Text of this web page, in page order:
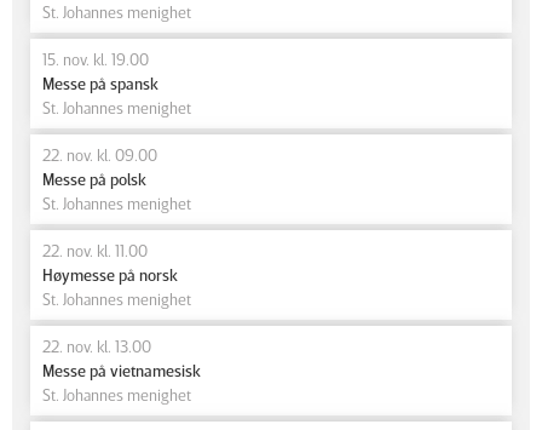
St. Johannes menighet
15. nov. kl. 19.00
Messe på spansk
St. Johannes menighet
22. nov. kl. 09.00
Messe på polsk
St. Johannes menighet
22. nov. kl. 11.00
Høymesse på norsk
St. Johannes menighet
22. nov. kl. 13.00
Messe på vietnamesisk
St. Johannes menighet